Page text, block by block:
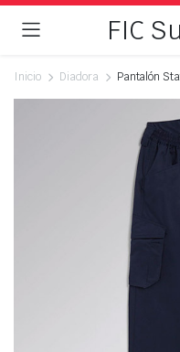
FIC
Inicio Diadora Pantalón